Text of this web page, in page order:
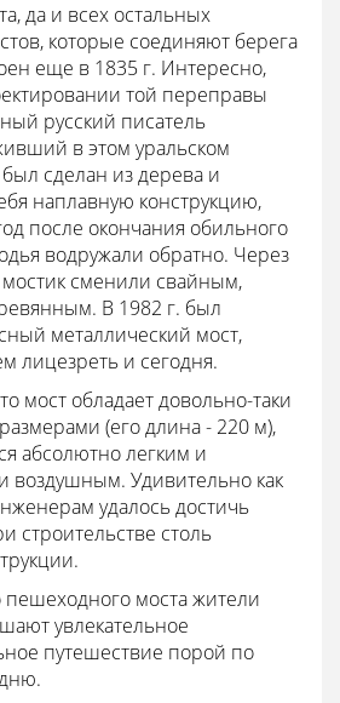
да и всех остальных
которые соединяют берега
еще в 1835 г. Интересно,
той переправы
русский писатель
в этом уральском
сделан из дерева и
наплавную конструкцию,
после окончания обильного
водружали обратно. Через
сменили свайным,
В 1982 г. был
металлический мост,
лицезреть и сегодня.
мост обладает довольно-таки
(его длина - 220 м),
абсолютно легким и
воздушным. Удивительно как
удалось достичь
строительстве столь
моста жители
увлекательное
путешествие порой по